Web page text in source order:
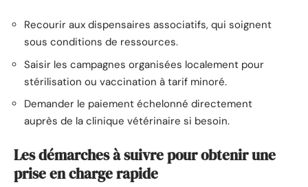
Recourir aux dispensaires associatifs, qui soignent
sous conditions de ressources.
Saisir les campagnes organisées localement pour
stérilisation ou vaccination à tarif minoré.
Demander le paiement échelonné directement
auprès de la clinique vétérinaire si besoin.
Les démarches à suivre pour obtenir une
prise en charge rapide